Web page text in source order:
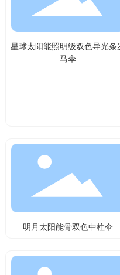
星球太阳能照明级双色导光条
马伞
明月太阳能骨双色中柱伞